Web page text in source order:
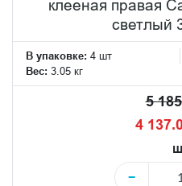
клееная правая
светлый
В упаковке: 4 шт
Вес: 3.05 кг
5
4
−